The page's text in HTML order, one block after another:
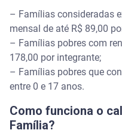
– Famílias consideradas
mensal de até R$ 89,00
– Famílias pobres com
178,00 por integrante;
– Famílias pobres que
entre 0 e 17 anos.
Como funciona o
Família?